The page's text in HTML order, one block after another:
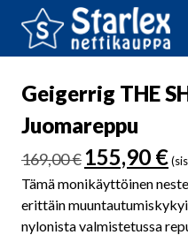
Geigerrig THE
Juomareppu
169,00€ Alkuperäinen
hinta
oli:
169,00 €.
155,90 €
on:
Tämä monikäyttöinen
erittäin
nylonista valmistetussa